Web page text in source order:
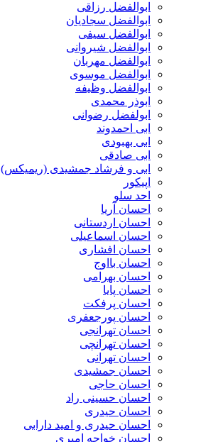
ابوالفضل رزاقی
ابوالفضل سجادیان
ابوالفضل سیفی
ابوالفضل شیروانی
ابوالفضل مهربان
ابوالفضل موسوی
ابوالفضل وظیفه
ابوذر محمدی
ابولفضل رضوانی
ابی احمدوند
ابی بهبودی
ابی صادقی
ابی و فرشاد جمشیدی (ریمیکس)
اپیکور
احد سلو
احسان آریا
احسان اردستانی
احسان اسماعیلی
احسان افشاری
احسان بااوج
احسان بهرامی
احسان پایا
احسان پرفکت
احسان پورجعفری
احسان تهرانجی
احسان تهرانچی
احسان تهرانی
احسان جمشیدی
احسان حاجی
احسان حسینی راد
احسان حیدری
احسان حیدری و امید دارابی
احسان خواجه امیری